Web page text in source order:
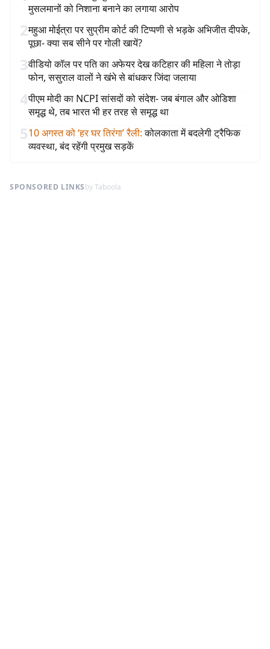
मुसलमानों को निशाना बनाने का लगाया आरोप
2महुआ मोईत्रा पर सुप्रीम कोर्ट की टिप्पणी से भड़के अभिजीत दीपके,
पूछा- क्या सब सीने पर गोली खायें?
3वीडियो कॉल पर पति का अफेयर देख कटिहार की महिला ने तोड़ा
फोन, ससुराल वालों ने खंभे से बांधकर जिंदा जलाया
4पीएम मोदी का NCPI सांसदों को संदेश- जब बंगाल और ओडिशा
समृद्ध थे, तब भारत भी हर तरह से समृद्ध था
510 अगस्त को ‘हर घर तिरंगा’ रैली: कोलकाता में बदलेगी ट्रैफिक
व्यवस्था, बंद रहेंगी प्रमुख सड़कें
SPONSORED LINKSby Taboola